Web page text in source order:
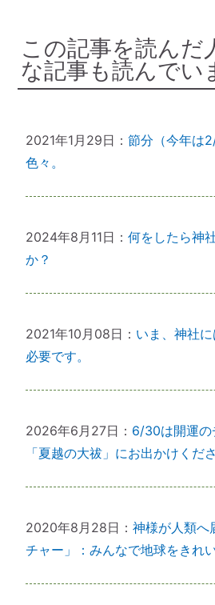
この記事を読んだ
な記事も読んでい
2021年1月29日：節分（今年は
色々。
2024年8月11日：何をしたら神
か？
2021年10月08日： いま、神社
必要です。
2026年6月27日： 6/30は開運の
「夏越の大祓」にお出かけくださ
2020年8月28日：神様が人類へ
チャー」：みんなで地球をきれ